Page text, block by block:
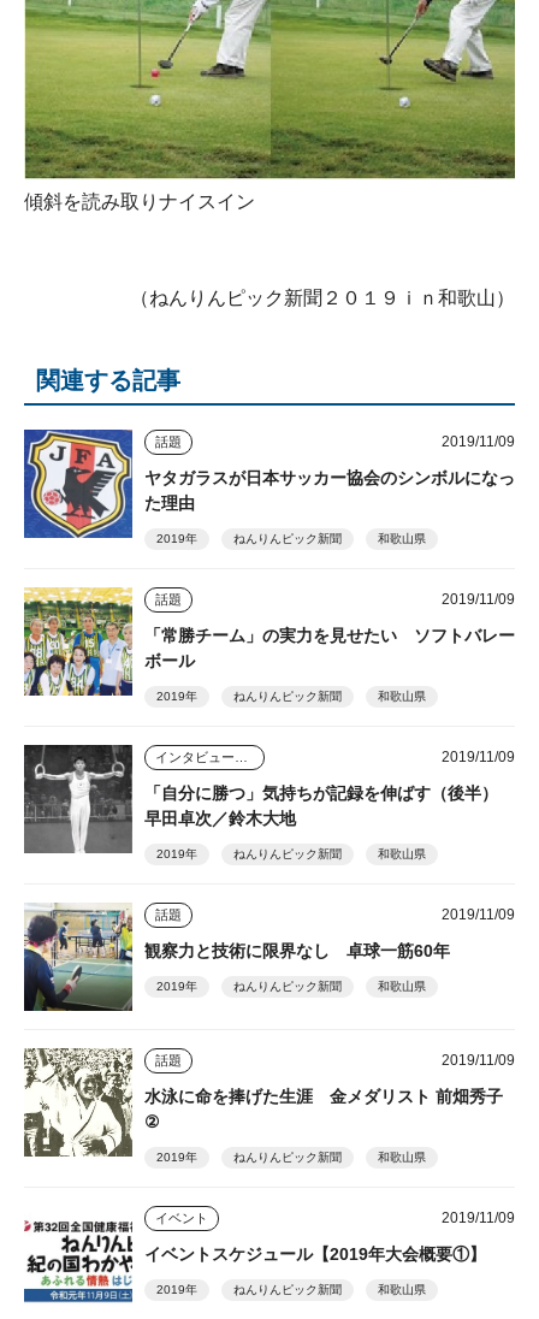
傾斜を読み取りナイスイン
（ねんりんピック新聞２０１９ｉｎ和歌山）
関連する記事
話題 2019/11/09
ヤタガラスが日本サッカー協会のシンボルになっ
た理由
2019年 ねんりんピック新聞 和歌山県
話題 2019/11/09
「常勝チーム」の実力を見せたい ソフトバレー
ボール
2019年 ねんりんピック新聞 和歌山県
2019/11/09
「自分に勝つ」気持ちが記録を伸ばす（後半）
早田卓次／鈴木大地
2019年 ねんりんピック新聞 和歌山県
話題 2019/11/09
観察力と技術に限界なし 卓球一筋60年
2019年 ねんりんピック新聞 和歌山県
話題 2019/11/09
水泳に命を捧げた生涯 金メダリスト 前畑秀子
②
2019年 ねんりんピック新聞 和歌山県
イベント 2019/11/09
イベントスケジュール【2019年大会概要①】
2019年 ねんりんピック新聞 和歌山県